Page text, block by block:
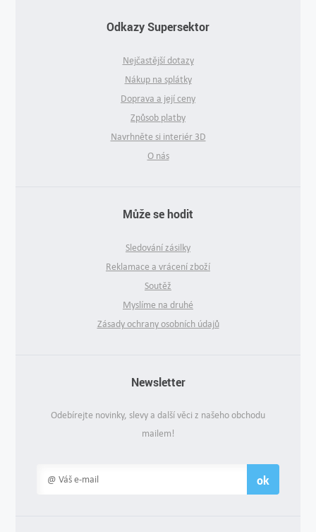
Odkazy Supersektor
Nejčastější dotazy
Nákup na splátky
Doprava a její ceny
Způsob platby
Navrhněte si interiér 3D
O nás
Může se hodit
Sledování zásilky
Reklamace a vrácení zboží
Soutěž
Myslíme na druhé
Zásady ochrany osobních údajů
Newsletter
Odebírejte novinky, slevy a další věci z našeho obchodu
mailem!
ok